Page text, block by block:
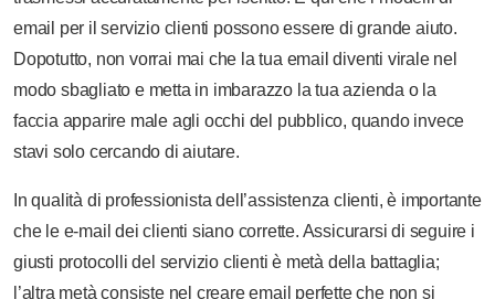
email per il servizio clienti possono essere di grande aiuto.
Dopotutto, non vorrai mai che la tua email diventi virale nel
modo sbagliato e metta in imbarazzo la tua azienda o la
faccia apparire male agli occhi del pubblico, quando invece
stavi solo cercando di aiutare.
In qualità di professionista dell’assistenza clienti, è importante
che le e-mail dei clienti siano corrette. Assicurarsi di seguire i
giusti protocolli del servizio clienti è metà della battaglia;
l’altra metà consiste nel creare email perfette che non si